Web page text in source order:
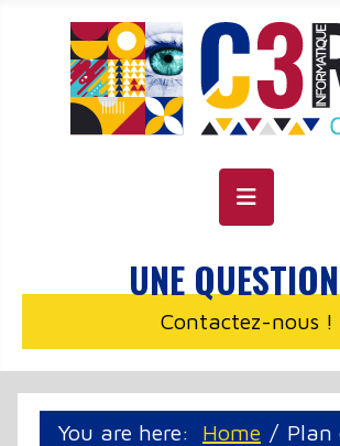
UNE
Contactez-nous !
You are here: Home Plan